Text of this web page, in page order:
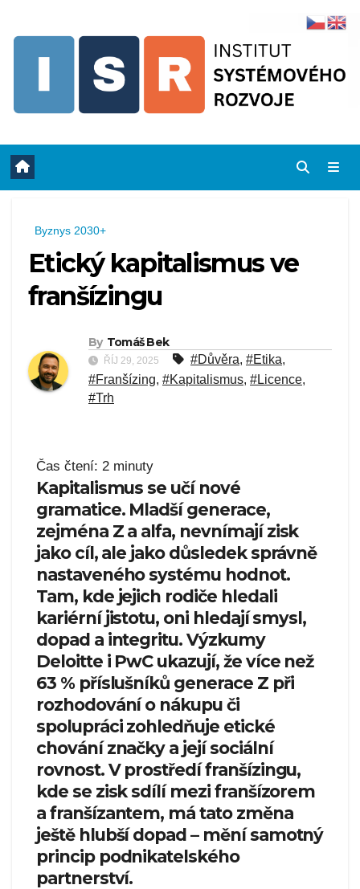
Byznys 2030+
Etický kapitalismus ve
franšízingu
By Tomáš Bek
ŘÍJ 29, 2025 #Důvěra, #Etika,
#Franšízing, #Kapitalismus, #Licence,
#Trh
Čas čtení: 2 minuty
Kapitalismus se učí nové
gramatice. Mladší generace,
zejména Z a alfa, nevnímají zisk
jako cíl, ale jako důsledek správně
nastaveného systému hodnot.
Tam, kde jejich rodiče hledali
kariérní jistotu, oni hledají smysl,
dopad a integritu. Výzkumy
Deloitte i PwC ukazují, že více než
63 % příslušníků generace Z při
rozhodování o nákupu či
spolupráci zohledňuje etické
chování značky a její sociální
rovnost. V prostředí franšízingu,
kde se zisk sdílí mezi franšízorem
a franšízantem, má tato změna
ještě hlubší dopad – mění samotný
princip podnikatelského
partnerství.